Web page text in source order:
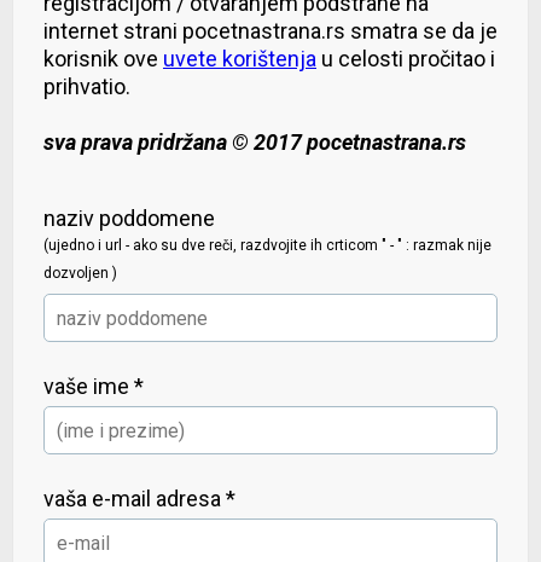
internet strani pocetnastrana.rs smatra se da je
korisnik ove uvete korištenja u celosti pročitao i
prihvatio.
sva prava pridržana © 2017 pocetnastrana.rs
naziv poddomene
(ujedno i url - ako su dve reči, razdvojite ih crticom " - " : razmak nije
dozvoljen )
vaše ime *
vaša e-mail adresa *